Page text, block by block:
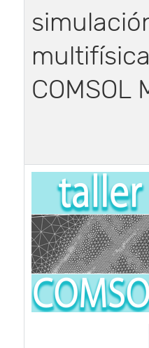
COMSOL